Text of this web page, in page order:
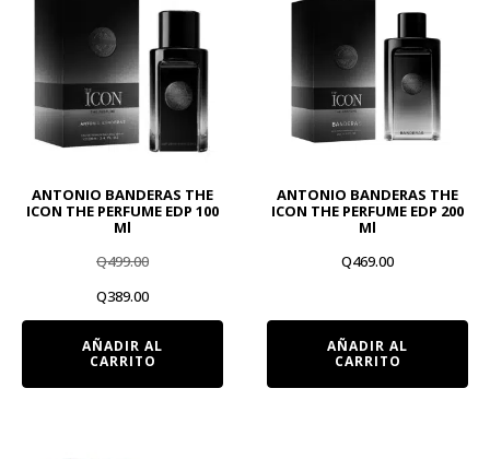
ANTONIO BANDERAS THE
ICON THE PERFUME EDP 100
Ml
Q499.00
El
original
Q389.00El
actual
AÑADIR AL
CARRITO
ANTONIO BANDERAS THE
ICON THE PERFUME EDP 200
Ml
Q469.00
AÑADIR AL
CARRITO